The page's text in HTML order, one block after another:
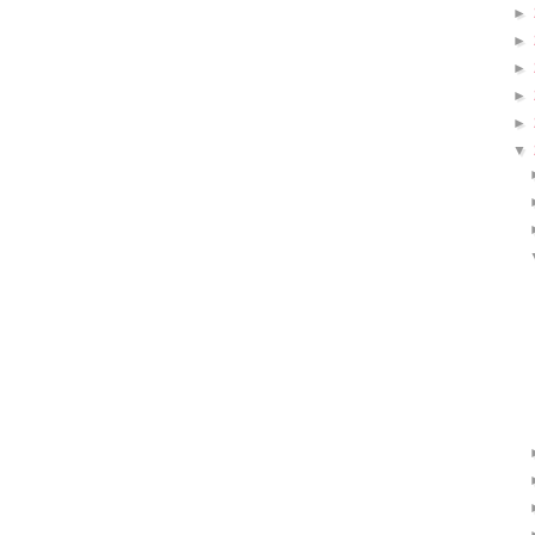
►
►
►
►
►
▼